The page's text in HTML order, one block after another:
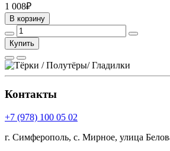
1 008₽
В корзину
Купить
Контакты
+7 (978) 100 05 02
г. Симферополь, с. Мирное, улица